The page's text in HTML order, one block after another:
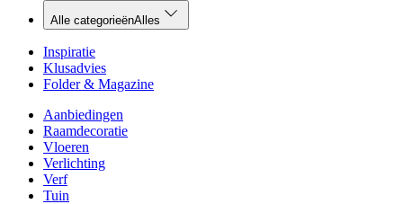
Alle categorieënAlles
Inspiratie
Klusadvies
Folder & Magazine
Aanbiedingen
Raamdecoratie
Vloeren
Verlichting
Verf
Tuin